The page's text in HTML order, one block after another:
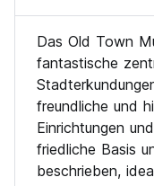
Das Old Town
fantastische
freundliche und
Einrichtungen
friedliche Basis
beschrieben,